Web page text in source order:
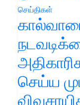
செய்திகள்
செய்ய